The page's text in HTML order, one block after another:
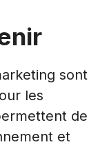
sont
les
de
et